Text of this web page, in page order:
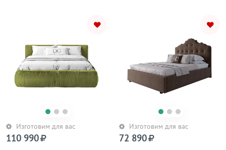
Изготовим для вас
110 990
Изготовим для вас
72 890